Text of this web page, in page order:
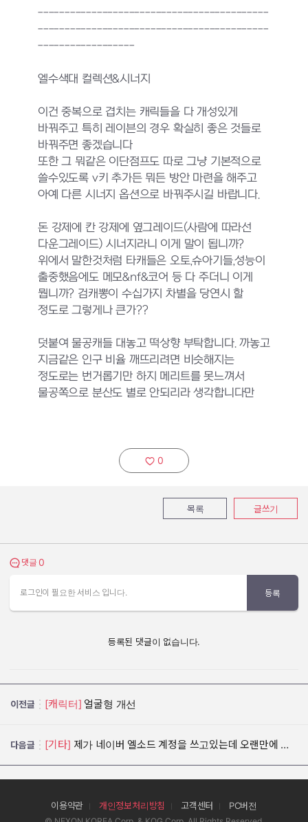
-------------------------------------------
-------------------------------------------
------------------
엘수색대 컬렉션&시너지
이건 중복으로 겹치는 캐릭들을 다 개성있게
바꿔주고 특히 레이븐의 경우 확실히 좋은 것들로
바꿔주면 좋겠습니다
또한 그 뭐같은 이단점프도 따로 그냥 기본적으로
쓸수있도록 v키 추가든 뭐든 방안 마련을 해주고
아예 다른 시너지 옵션으로 바꿔주시길 바랍니다.
돈 강제에 칸 강제에 옆그레이드(사람에 따라선
다운그레이드) 시너지라니 이게 말이 됩니까?
위에서 말한것처럼 타캐들은 오토,슈아기들,성능이
출중했음에도 메모&nf&코어 등 다 주더니 이게
뭡니까? 검캐뽕이 수십가지 차별을 당연시 할
정도로 그렇게나 큰가??
덧붙여 물공캐들 대놓고 떡상향 부탁합니다. 까놓고
지금같은 인구 비율 깨뜨리려면 비슷해지는
정도로는 번거롭기만 하지 메리트를 못느껴서
물공쪽으로 분산도 별로 안되리라 생각합니다만
추천하기:
0
목록 글쓰기
댓글 보기
댓글 0
로그인이 필요한 서비스 입니다. 등록
등록된 댓글이 없습니다.
이전글 [캐릭터] 얼굴형 개선
다음글 [기타] 제가 네이버 엘소드 계정을 쓰고있는데 오랜만에 들어갈려고 하니?? 하!!!!!!!
이용약관 개인정보처리방침 고객센터 PC버전